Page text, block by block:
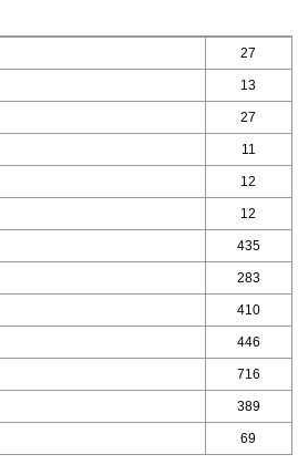
27
13
27
11
12
12
435
283
410
446
716
389
69